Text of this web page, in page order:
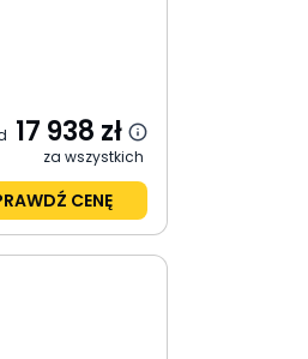
17 938 zł
za wszystkich
CENĘ